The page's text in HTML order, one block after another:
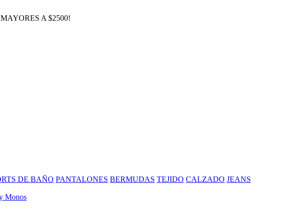
A $2500!
DE BAÑO PANTALONES BERMUDAS TEJIDO CALZADO JEANS
Monos